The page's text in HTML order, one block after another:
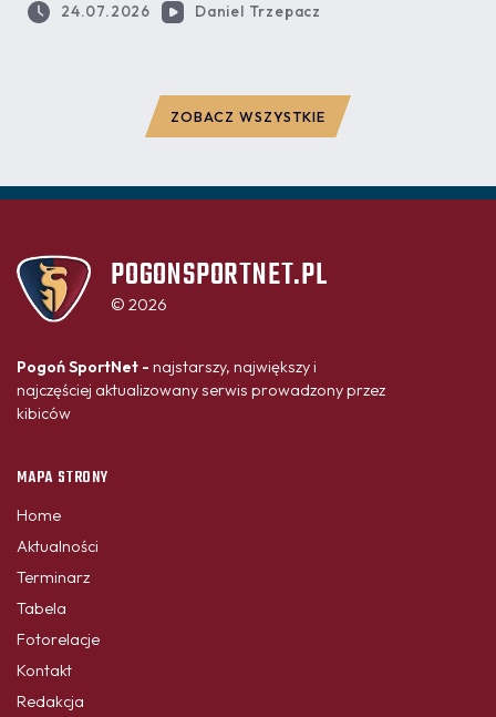
24.07.2026 Daniel Trzepacz
ZOBACZ WSZYSTKIE
POGONSPORTNET.PL
© 2026
Pogoń SportNet - najstarszy, największy i
najczęściej aktualizowany serwis prowadzony przez
kibiców
MAPA STRONY
Home
Aktualności
Terminarz
Tabela
Fotorelacje
Kontakt
Redakcja